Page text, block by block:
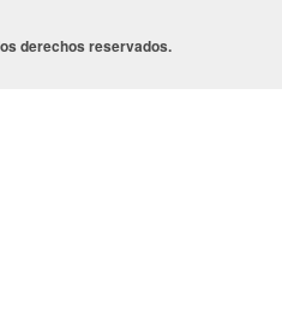
derechos reservados.